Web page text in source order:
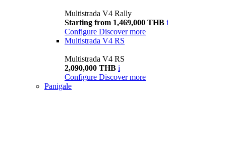
Multistrada V4 Rally
Starting from 1,469,000 THB i
Configure Discover more
Multistrada V4 RS
Multistrada V4 RS
2,090,000 THB i
Configure Discover more
Panigale